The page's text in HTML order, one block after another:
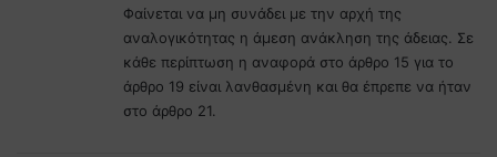
Φαίνεται να μη συνάδει με την αρχή της
αναλογικότητας η άμεση ανάκληση της άδειας. Σε
κάθε περίπτωση η αναφορά στο άρθρο 15 για το
άρθρο 19 είναι λανθασμένη και θα έπρεπε να ήταν
στο άρθρο 21.